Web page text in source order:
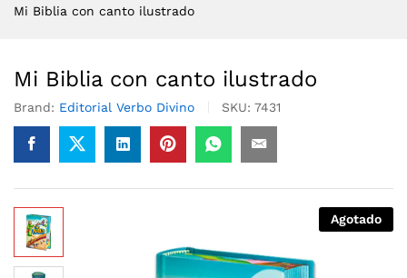
Mi Biblia con canto ilustrado
Mi Biblia con canto ilustrado
Brand: Editorial Verbo Divino SKU: 7431
Agotado